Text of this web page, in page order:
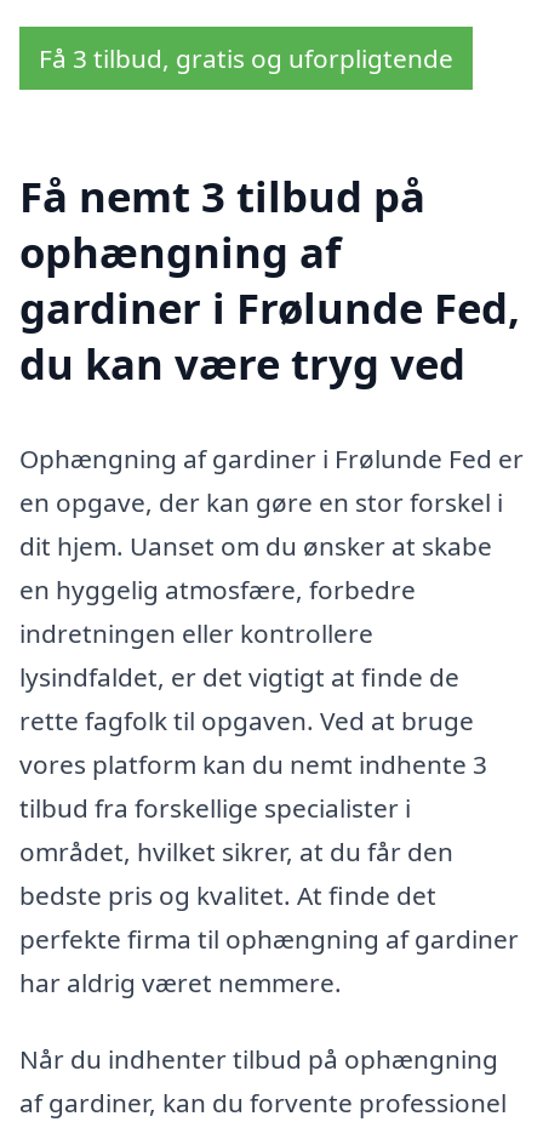
Få 3 tilbud, gratis og uforpligtende
Få nemt 3 tilbud på
ophængning af
gardiner i Frølunde Fed,
du kan være tryg ved
Ophængning af gardiner i Frølunde Fed er
en opgave, der kan gøre en stor forskel i
dit hjem. Uanset om du ønsker at skabe
en hyggelig atmosfære, forbedre
indretningen eller kontrollere
lysindfaldet, er det vigtigt at finde de
rette fagfolk til opgaven. Ved at bruge
vores platform kan du nemt indhente 3
tilbud fra forskellige specialister i
området, hvilket sikrer, at du får den
bedste pris og kvalitet. At finde det
perfekte firma til ophængning af gardiner
har aldrig været nemmere.
Når du indhenter tilbud på ophængning
af gardiner, kan du forvente professionel